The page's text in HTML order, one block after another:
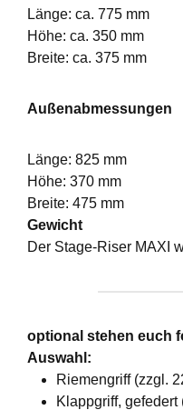
Länge: ca. 775 mm
Höhe: ca. 350 mm
Breite: ca. 375 mm
Außenabmessungen
Länge: 825 mm
Höhe: 370 mm
Breite: 475 mm
Gewicht
Der Stage-Riser MAXI
optional stehen euch
Auswahl:
Riemengriff (zzgl.
Klappgriff, gefedert